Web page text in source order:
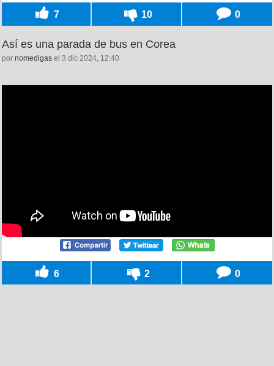
7 10 0
Así es una parada de bus en Corea
por nomedigas el 3 dic 2024, 12:40
6 2 0